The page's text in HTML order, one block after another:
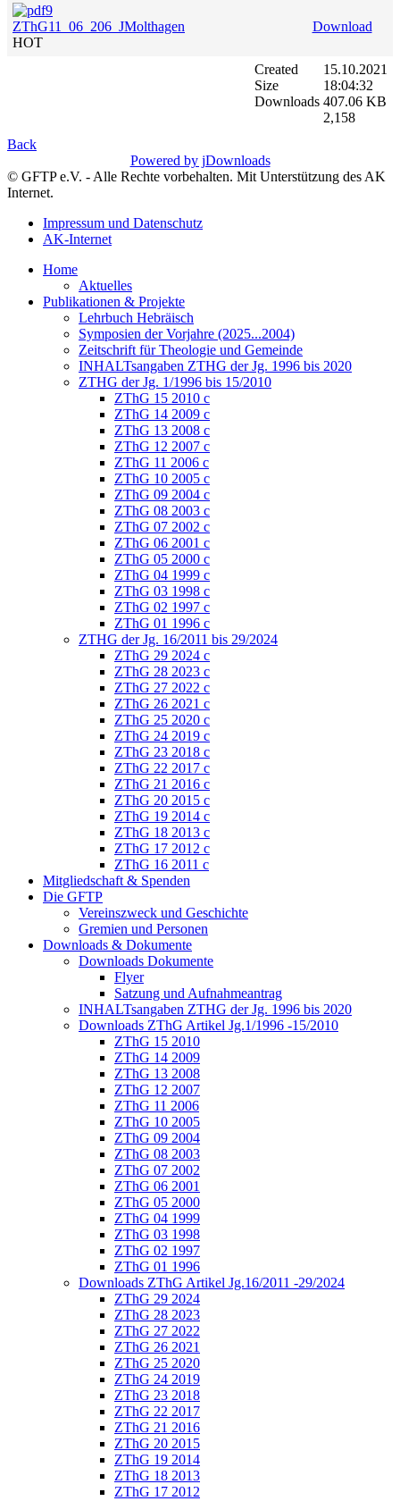
ZThG11_06_206_JMolthagen
HOT
Download
Created
Size
Downloads
15.10.2021
18:04:32
407.06 KB
2,158
Back
Powered by jDownloads
© GFTP e.V. - Alle Rechte vorbehalten. Mit Unterstützung des AK
Internet.
Impressum und Datenschutz
AK-Internet
Home
Aktuelles
Publikationen & Projekte
Lehrbuch Hebräisch
Symposien der Vorjahre (2025...2004)
Zeitschrift für Theologie und Gemeinde
INHALTsangaben ZTHG der Jg. 1996 bis 2020
ZTHG der Jg. 1/1996 bis 15/2010
ZThG 15 2010 c
ZThG 14 2009 c
ZThG 13 2008 c
ZThG 12 2007 c
ZThG 11 2006 c
ZThG 10 2005 c
ZThG 09 2004 c
ZThG 08 2003 c
ZThG 07 2002 c
ZThG 06 2001 c
ZThG 05 2000 c
ZThG 04 1999 c
ZThG 03 1998 c
ZThG 02 1997 c
ZThG 01 1996 c
ZTHG der Jg. 16/2011 bis 29/2024
ZThG 29 2024 c
ZThG 28 2023 c
ZThG 27 2022 c
ZThG 26 2021 c
ZThG 25 2020 c
ZThG 24 2019 c
ZThG 23 2018 c
ZThG 22 2017 c
ZThG 21 2016 c
ZThG 20 2015 c
ZThG 19 2014 c
ZThG 18 2013 c
ZThG 17 2012 c
ZThG 16 2011 c
Mitgliedschaft & Spenden
Die GFTP
Vereinszweck und Geschichte
Gremien und Personen
Downloads & Dokumente
Downloads Dokumente
Flyer
Satzung und Aufnahmeantrag
INHALTsangaben ZTHG der Jg. 1996 bis 2020
Downloads ZThG Artikel Jg.1/1996 -15/2010
ZThG 15 2010
ZThG 14 2009
ZThG 13 2008
ZThG 12 2007
ZThG 11 2006
ZThG 10 2005
ZThG 09 2004
ZThG 08 2003
ZThG 07 2002
ZThG 06 2001
ZThG 05 2000
ZThG 04 1999
ZThG 03 1998
ZThG 02 1997
ZThG 01 1996
Downloads ZThG Artikel Jg.16/2011 -29/2024
ZThG 29 2024
ZThG 28 2023
ZThG 27 2022
ZThG 26 2021
ZThG 25 2020
ZThG 24 2019
ZThG 23 2018
ZThG 22 2017
ZThG 21 2016
ZThG 20 2015
ZThG 19 2014
ZThG 18 2013
ZThG 17 2012